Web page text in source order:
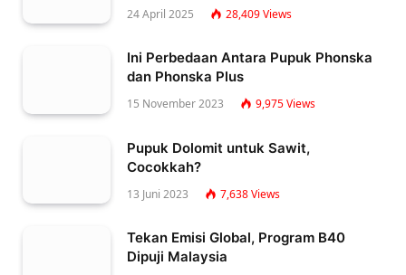
24 April 2025 28,409Views
Ini Perbedaan Antara Pupuk Phonska
dan Phonska Plus
15 November 2023 9,975Views
Pupuk Dolomit untuk Sawit,
Cocokkah?
13 Juni 2023 7,638Views
Tekan Emisi Global, Program B40
Dipuji Malaysia